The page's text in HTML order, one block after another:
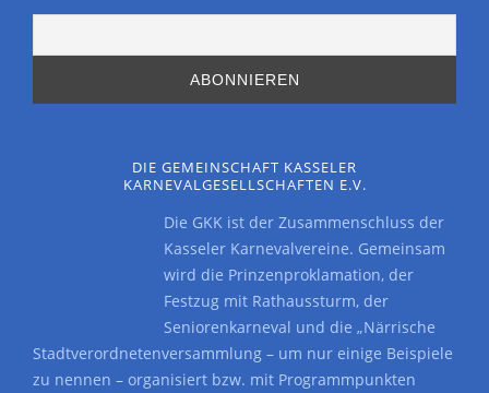
DIE GEMEINSCHAFT KASSELER
KARNEVALGESELLSCHAFTEN E.V.
Die GKK ist der Zusammenschluss der
Kasseler Karnevalvereine. Gemeinsam
wird die Prinzenproklamation, der
Festzug mit Rathaussturm, der
Seniorenkarneval und die „Närrische
Stadtverordnetenversammlung – um nur einige Beispiele
zu nennen – organisiert bzw. mit Programmpunkten